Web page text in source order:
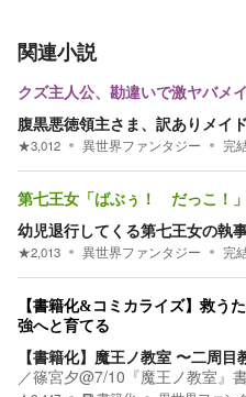
関連小説
クズ主人公、勘違いで激ヤバメ
腹黒悪徳領主さま、訳ありメイ
★3,012 異世界ファンタジー 完
第七王女「ばぶぅ！ だっこ！」
幼児退行してくる第七王女の執
★2,013 異世界ファンタジー 完
【書籍化&コミカライズ】救う
強へと育てる
【書籍化】魔王ノ教室 〜二周
／篠宮夕@7/10『魔王ノ教室』